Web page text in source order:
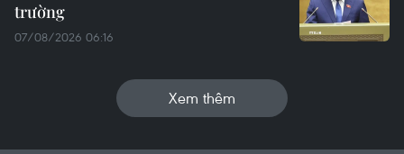
trường
07/08/2026 06:16
Xem thêm